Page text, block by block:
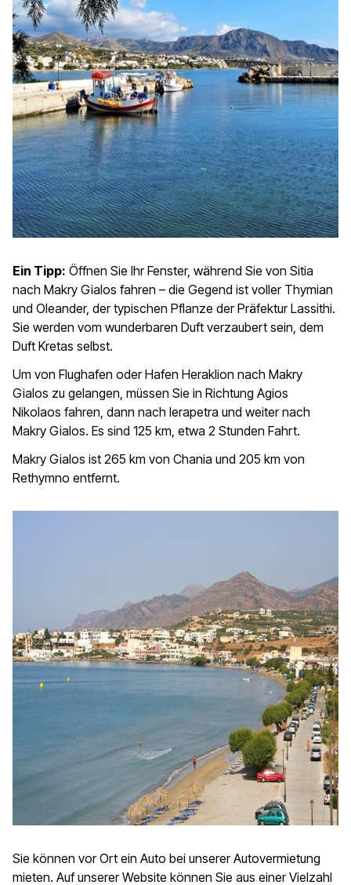
Ein Tipp: Öffnen Sie Ihr Fenster, während Sie von Sitia
nach Makry Gialos fahren – die Gegend ist voller Thymian
und Oleander, der typischen Pflanze der Präfektur Lassithi.
Sie werden vom wunderbaren Duft verzaubert sein, dem
Duft Kretas selbst.
Um von Flughafen oder Hafen Heraklion nach Makry
Gialos zu gelangen, müssen Sie in Richtung Agios
Nikolaos fahren, dann nach Ierapetra und weiter nach
Makry Gialos. Es sind 125 km, etwa 2 Stunden Fahrt.
Makry Gialos ist 265 km von Chania und 205 km von
Rethymno entfernt.
Sie können vor Ort ein Auto bei unserer Autovermietung
mieten. Auf unserer Website können Sie aus einer Vielzahl